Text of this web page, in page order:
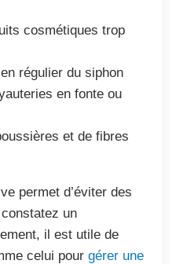
cosmétiques trop
régulier du siphon
en fonte ou
et de fibres
permet d’éviter des
un
il est utile de
celui pour gérer une